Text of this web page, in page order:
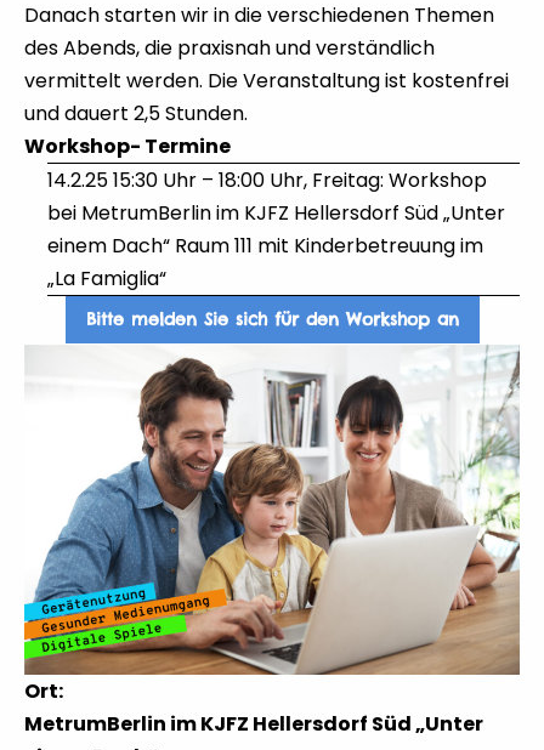
Danach starten wir in die verschiedenen Themen
des Abends, die praxisnah und verständlich
vermittelt werden. Die Veranstaltung ist kostenfrei
und dauert 2,5 Stunden.
Workshop- Termine
14.2.25 15:30 Uhr – 18:00 Uhr, Freitag: Workshop
bei MetrumBerlin im KJFZ Hellersdorf Süd „Unter
einem Dach“ Raum 111 mit Kinderbetreuung im
„La Famiglia“
Bitte melden Sie sich für den Workshop an
Ort:
MetrumBerlin im KJFZ Hellersdorf Süd „Unter